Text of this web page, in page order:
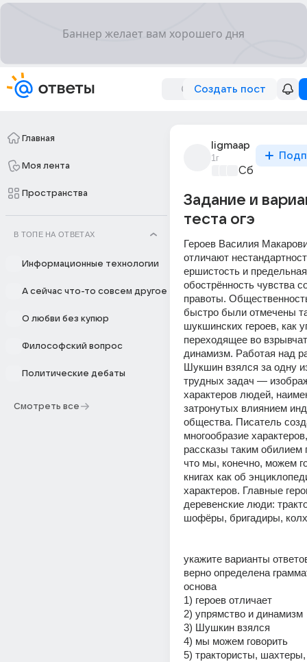
Создать пост
Главная
Моя лента
Пространства
В ТОПЕ НА ОТВЕТАХ
Информационные технологии
А сейчас что-то совсем другое
О любви без купюр
Философский вопрос
Политические дебаты
Смотреть все
ligmaap
1г
Сборная
Задание и
теста огэ
Героев Василия
отличают
ершистость и предельная
обострённость чувства
правоты.
быстро были отмечены
шукшинских героев, как
переходящее во
динамизм. Работая над
Шукшин взялся за одну
трудных задач —
характеров людей,
затронутых влиянием
общества. Писатель
многообразие
рассказы таким обилием
что мы, конечно, можем
книгах как об
характеров. Главные
деревенские люди:
шофёры, бригадиры,
укажите варианты
верно определена
основа
1) героев отличает
2) упрямство и динамизм
3) Шушкин взялся
4) мы можем говорить
5) трактористы,